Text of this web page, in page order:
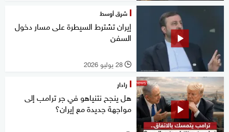
شرق أوسط
إيران تشترط السيطرة على مسار دخول
السفن
l 28 يوليو 2026
رادار
هل ينجح نتنياهو في جر ترامب إلى
مواجهة جديدة مع إيران؟